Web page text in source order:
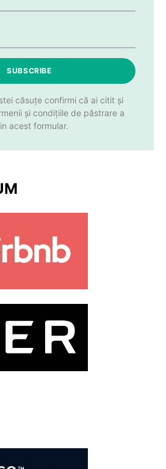
SUBSCRIBE
căsuțe confirmi că ai citit și
și condițiile de păstrare a
acest formular.